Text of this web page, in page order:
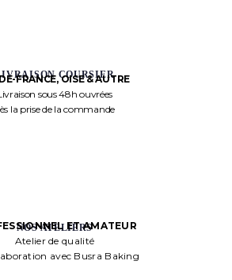
COURSIER
FRANCE, OISE & AUTRE
sous 48h ouvrées
la prise de la commande
NOS ATELIERSET AMATEUR
Atelier de qualité
avec Busra Baking